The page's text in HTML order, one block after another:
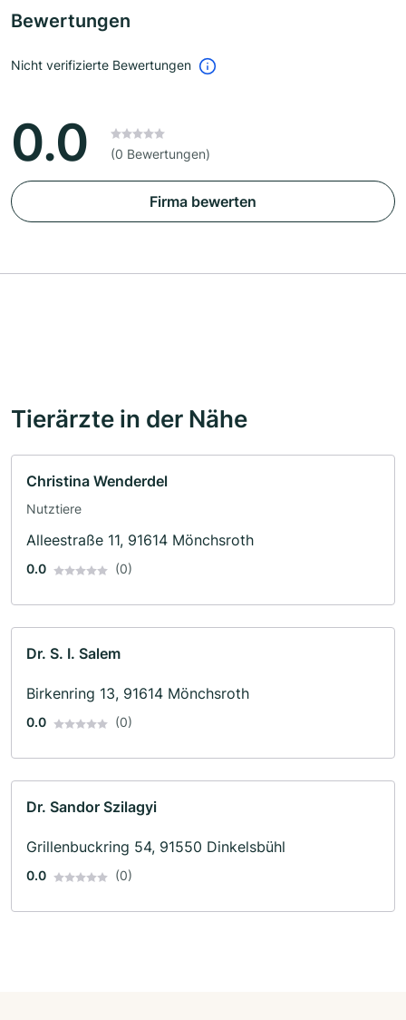
Bewertungen
Nicht verifizierte Bewertungen
0.0 (0 Bewertungen)
Firma bewerten
Tierärzte in der Nähe
Christina Wenderdel
Nutztiere
Alleestraße 11, 91614 Mönchsroth
0.0 (0)
Dr. S. I. Salem
Birkenring 13, 91614 Mönchsroth
0.0 (0)
Dr. Sandor Szilagyi
Grillenbuckring 54, 91550 Dinkelsbühl
0.0 (0)